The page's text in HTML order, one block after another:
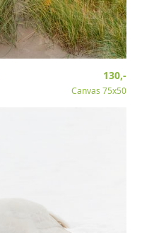
130,-
Canvas 75x50